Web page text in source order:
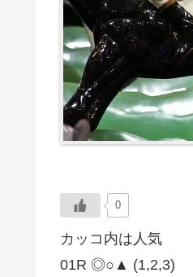
0
カッコ内は人気
01R ◎○▲ (1,2,3)